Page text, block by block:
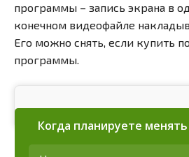
программы – запись экрана в
конечном видеофайле
Его можно снять, если купить
программы.
Когда планируете
Главный плюс DU Recorder –